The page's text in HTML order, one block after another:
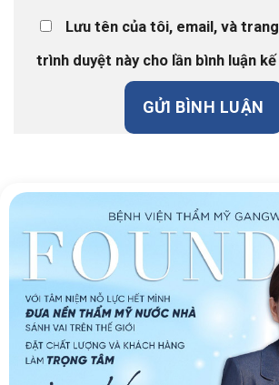
Lưu tên của tôi, email, và
trình duyệt này cho lần bình luận